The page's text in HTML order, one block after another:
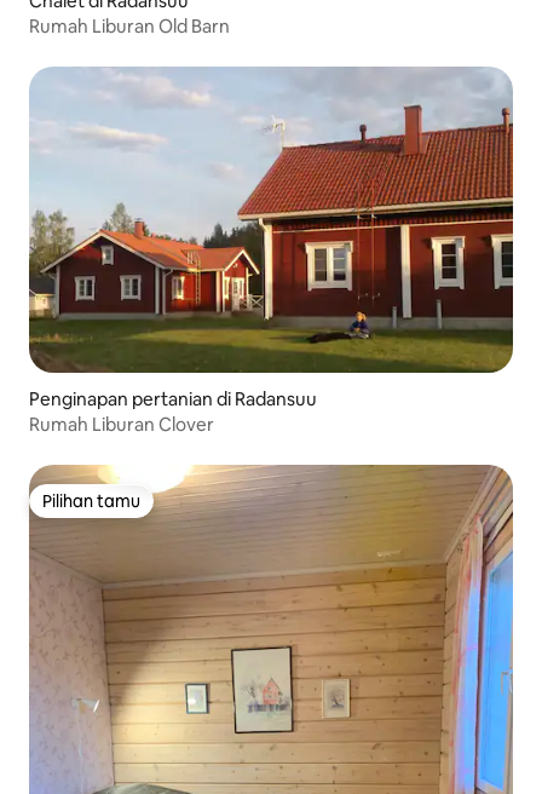
Rumah Liburan Old Barn
Penginapan pertanian di Radansuu
Rumah Liburan Clover
Pilihan tamu
Pilihan tamu